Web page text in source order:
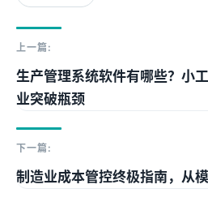
上一篇:
生产管理系统软件有哪些？小
业突破瓶颈
下一篇:
制造业成本管控终极指南，从